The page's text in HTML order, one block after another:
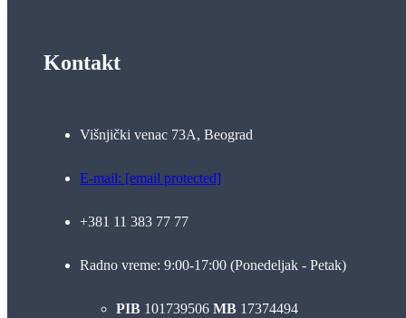
Kontakt
Višnjički venac 73A, Beograd
E-mail: [email protected]
+381 11 383 77 77
Radno vreme: 9:00-17:00 (Ponedeljak - Petak)
PIB 101739506 MB 17374494